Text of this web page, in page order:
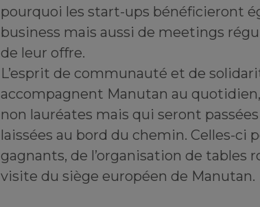
pourquoi les start-ups bénéficieront
business mais aussi de meetings
de leur offre.
L’esprit de communauté et de
accompagnent Manutan au
non lauréates mais qui seront
laissées au bord du chemin. Celles-
gagnants, de l’organisation de tables
visite du siège européen de Manutan.